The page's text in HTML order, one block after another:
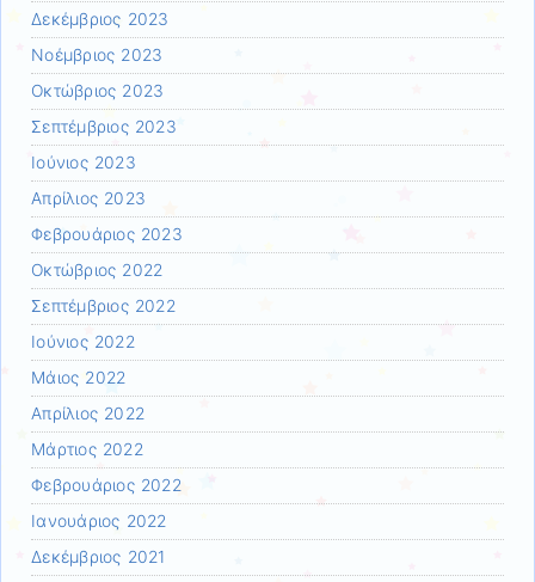
Δεκέμβριος 2023
Νοέμβριος 2023
Οκτώβριος 2023
Σεπτέμβριος 2023
Ιούνιος 2023
Απρίλιος 2023
Φεβρουάριος 2023
Οκτώβριος 2022
Σεπτέμβριος 2022
Ιούνιος 2022
Μάιος 2022
Απρίλιος 2022
Μάρτιος 2022
Φεβρουάριος 2022
Ιανουάριος 2022
Δεκέμβριος 2021